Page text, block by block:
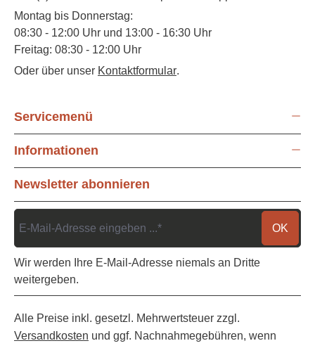
Montag bis Donnerstag:
08:30 - 12:00 Uhr und 13:00 - 16:30 Uhr
Freitag: 08:30 - 12:00 Uhr
Oder über unser Kontaktformular.
Servicemenü
Informationen
Newsletter abonnieren
OK
Wir werden Ihre E-Mail-Adresse niemals an Dritte
weitergeben.
Alle Preise inkl. gesetzl. Mehrwertsteuer zzgl.
Versandkosten und ggf. Nachnahmegebühren, wenn